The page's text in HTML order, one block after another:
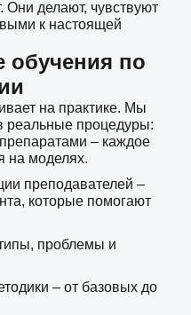
Они делают, чувствуют
к настоящей
обучения по
на практике. Мы
реальные процедуры:
– каждое
на моделях.
преподавателей –
которые помогают
проблемы и
– от базовых до